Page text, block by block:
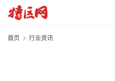
首页 行业资讯